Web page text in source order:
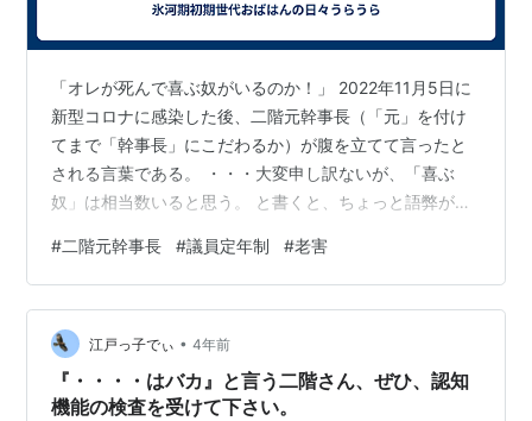
「オレが死んで喜ぶ奴がいるのか！」 2022年11月5日に
新型コロナに感染した後、二階元幹事長（「元」を付け
てまで「幹事長」にこだわるか）が腹を立てて言ったと
される言葉である。 ・・・大変申し訳ないが、「喜ぶ
奴」は相当数いると思う。 と書くと、ちょっと語弊があ
わる」であったら実際喜ぶ奴はいる。 何しろ、二階さ
ん、御年83歳。1939年（昭和14年生まれ）。 では、
1939年とはどういう年だったのかというと。 １．スペイ
ン内戦で、フランコ軍がバルセロナ、マドリードを陥
落。スペイン内戦終結 ２．日本で、政府が国民に対し
「金製品回収、強制買い上げ」を…
#二階元幹事長 #議員定年制 #老害
江戸っ子でぃ • 4年前
『・・・・はバカ』と言う二階さん、ぜひ、認知
機能の検査を受けて下さい。